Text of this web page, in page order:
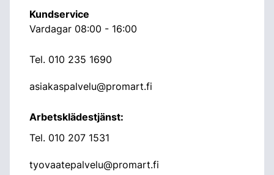
Kundservice
Vardagar 08:00 - 16:00
Tel. 010 235 1690
asiakaspalvelu@promart.fi
Arbetsklädestjänst:
Tel. 010 207 1531
tyovaatepalvelu@promart.fi